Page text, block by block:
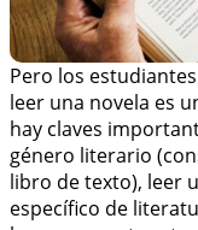
Pero los
leer una novela es
hay claves
género literario
libro de texto), leer
específico de